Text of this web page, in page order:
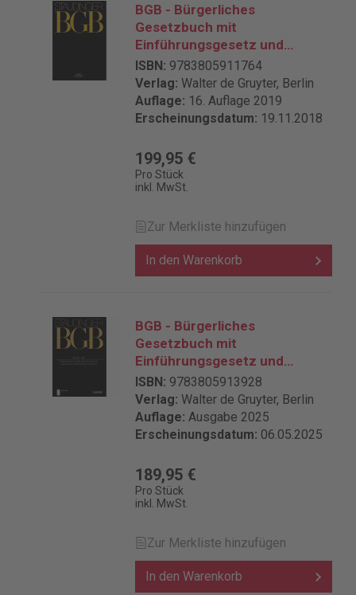
BGB - Bürgerliches
Gesetzbuch mit
Einführungsgesetz und
Nebengesetzen - Buch 3:
Sachenrecht §§ 1204-1296,
SchiffsRG
ISBN: 9783805911764
Verlag: Walter de Gruyter, Berlin
Auflage: 16. Auflage 2019
Erscheinungsdatum: 19.11.2018
199,95 €
Pro Stück
inkl. MwSt.
Zur Merkliste hinzufügen
In den Warenkorb
BGB - Bürgerliches
Gesetzbuch mit
Einführungsgesetz und
Nebengesetzen - Buch 3:
Sachenrecht §§ 889-902
ISBN: 9783805913928
Verlag: Walter de Gruyter, Berlin
Auflage: Ausgabe 2025
Erscheinungsdatum: 06.05.2025
189,95 €
Pro Stück
inkl. MwSt.
Zur Merkliste hinzufügen
In den Warenkorb